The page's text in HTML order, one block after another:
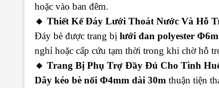
hoặc vào ban đêm.
🔸 Thiết Kế Đáy Lưới Thoát Nước Và Hỗ
Đáy bè được trang bị lưới đan polyester
nghỉ hoặc cấp cứu tạm thời trong khi chờ hỗ
🔸 Trang Bị Phụ Trợ Đầy Đủ Cho Tình
Dây kéo bè nổi Φ4mm dài 30m thuận tiện